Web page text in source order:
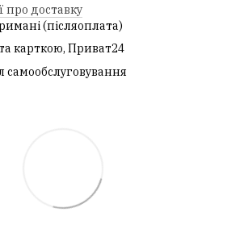
про доставку
(післяоплата)
карткою, Приват24
самообслуговування